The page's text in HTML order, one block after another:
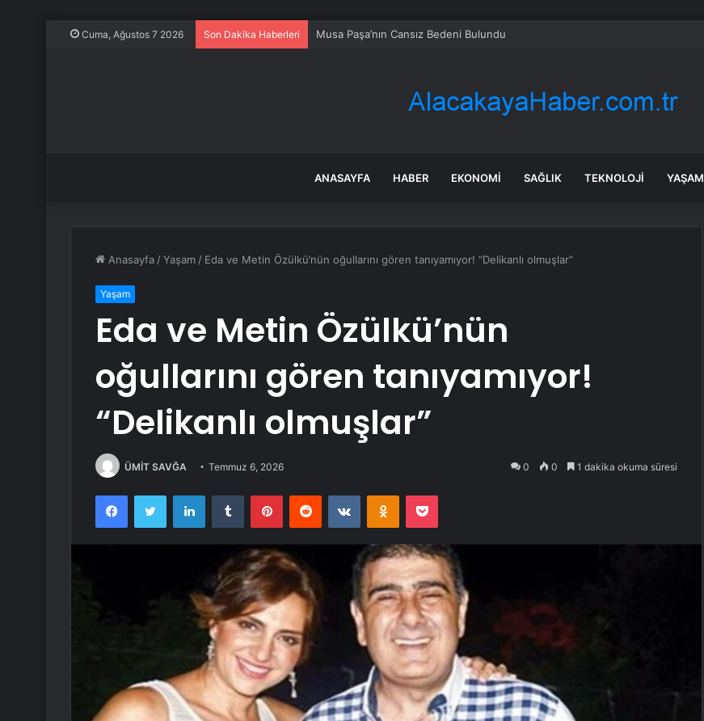
Cuma, Ağustos 7 2026 Son Dakika Haberleri Musa Paşa’nın Cansız Bedeni Bulundu
ANASAYFA HABER EKONOMI SAĞLIK TEKNOLOJI YAŞAM
Anasayfa /Yaşam / Eda ve Metin Özülkü’nün oğullarını gören tanıyamıyor! “Delikanlı olmuşlar”
Yaşam
Eda ve Metin Özülkü’nün
oğullarını gören tanıyamıyor!
“Delikanlı olmuşlar”
ÜMİT SAVĞA Temmuz 6, 2026 0 0 1 dakika okuma süresi
FacebookTwitter LinkedInTumblr PinterestReddit VKontakteOdnoklassniki
Pocket